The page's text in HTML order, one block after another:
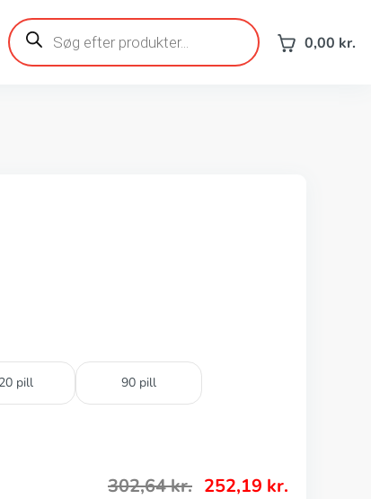
Products
search 0,00 kr.
pill 90 pill
302,64kr. 252,19 kr.